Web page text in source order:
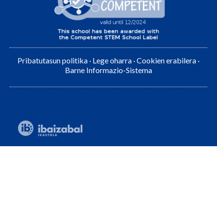
Pribatutasun politika · Lege oharra ·Cookien erabilera ·
Barne Informazio-Sistema